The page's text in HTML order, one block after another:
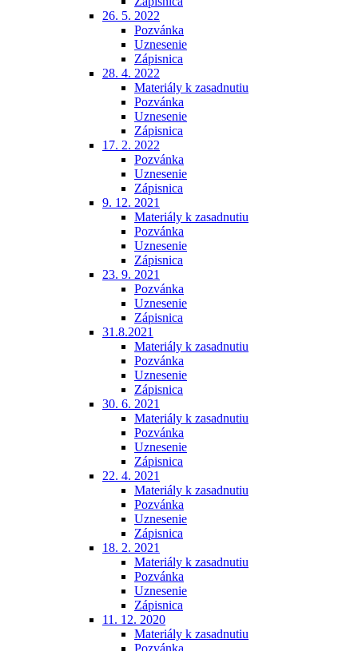
26. 5. 2022
Pozvánka
Uznesenie
Zápisnica
28. 4. 2022
Materiály k zasadnutiu
Pozvánka
Uznesenie
Zápisnica
17. 2. 2022
Pozvánka
Uznesenie
Zápisnica
9. 12. 2021
Materiály k zasadnutiu
Pozvánka
Uznesenie
Zápisnica
23. 9. 2021
Pozvánka
Uznesenie
Zápisnica
31.8.2021
Materiály k zasadnutiu
Pozvánka
Uznesenie
Zápisnica
30. 6. 2021
Materiály k zasadnutiu
Pozvánka
Uznesenie
Zápisnica
22. 4. 2021
Materiály k zasadnutiu
Pozvánka
Uznesenie
Zápisnica
18. 2. 2021
Materiály k zasadnutiu
Pozvánka
Uznesenie
Zápisnica
11. 12. 2020
Materiály k zasadnutiu
Pozvánka